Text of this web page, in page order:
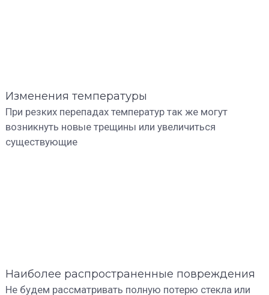
Изменения температуры
При резких перепадах температур так же могут
возникнуть новые трещины или увеличиться
существующие
Наиболее распространенные повреждения
Не будем рассматривать полную потерю стекла или